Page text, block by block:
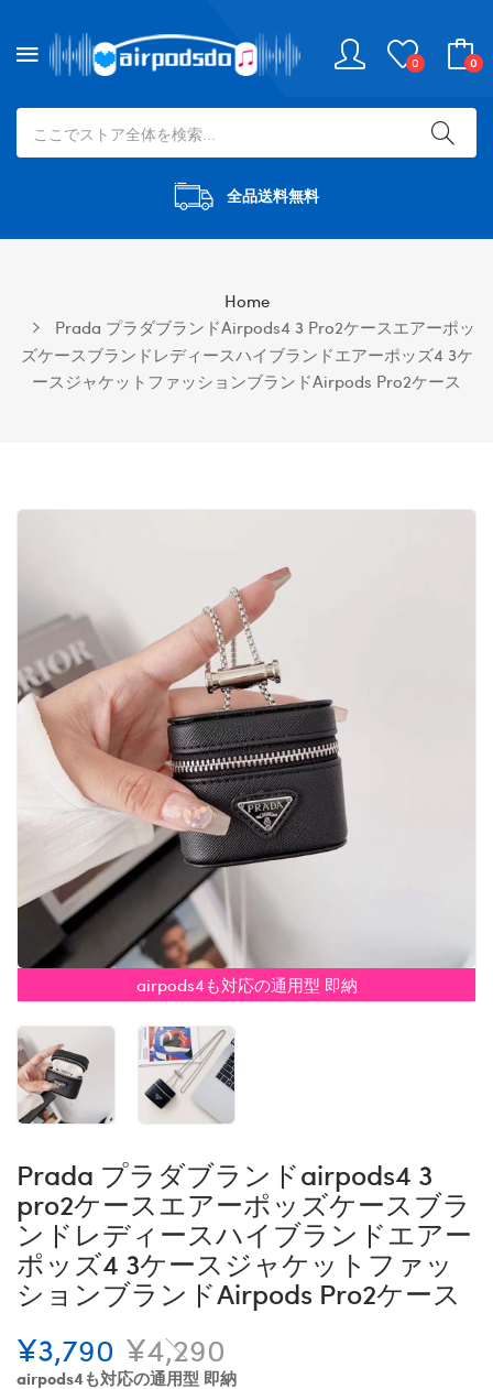
0 0
全品送料無料
Home
Prada プラダブランドairpods4 3 Pro2ケースエアーポッ
ズケースブランドレディースハイブランドエアーポッズ4 3ケ
ースジャケットファッションブランドAirpods Pro2ケース
airpods4も対応の通用型 即納
Prada プラダブランドairpods4 3
pro2ケースエアーポッズケースブラ
ンドレディースハイブランドエアー
ポッズ4 3ケースジャケットファッ
ションブランドAirpods Pro2ケース
¥3,790 ¥4,290
airpods4も対応の通用型 即納